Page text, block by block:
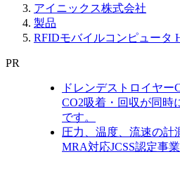
アイニックス株式会社
製品
RFIDモバイルコンピュータ
PR
ドレンデストロイヤー
CO2吸着・回収が同時
です。
圧力、温度、流速の計
MRA対応JCSS認定事